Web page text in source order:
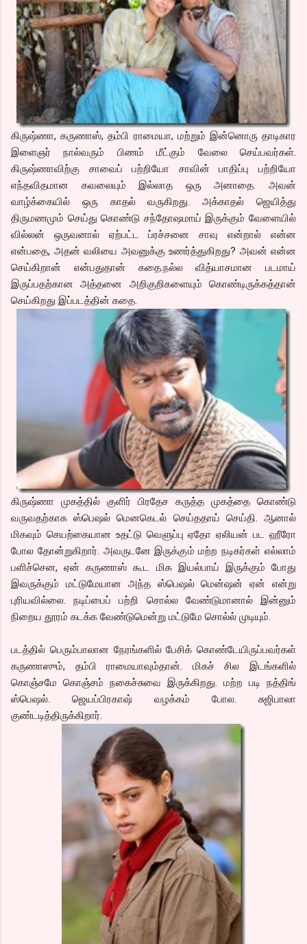
கிருஷ்ணா, கருணாஸ், தம்பி ராமையா, மற்றும் இன்னொரு தாடிகார
இளைஞர் நால்வரும் பிணம் மீட்கும் வேலை செய்பவர்கள்.
கிருஷ்ணாவிற்கு சாவைப் பற்றியோ சாவின் பாதிப்பு பற்றியோ
எந்தவிதமான கவலையும் இல்லாத ஒரு அனாதை. அவன்
வாழ்க்கையில் ஒரு காதல் வருகிறது. அக்காதல் ஜெயித்து
திருமணமும் செய்து கொண்டு சந்தோஷமாய் இருக்கும் வேளையில்
வில்லன் ஒருவனால் ஏற்பட்ட ப்ரச்சனை சாவு என்றால் என்ன
என்பதை, அதன் வலியை அவனுக்கு உணர்த்துகிறது? அவன் என்ன
செய்கிறான் என்பதுதான் கதை.நல்ல வித்யாசமான படமாய்
இருப்பதற்கான அத்தனை அறிகுறிகளையும் கொண்டிருக்கத்தான்
செய்கிறது இப்படத்தின் கதை.
கிருஷ்ணா முகத்தில் குளிர் பிரதேச கருத்த முகத்தை கொண்டு
வருவதற்காக ஸ்பெஷல் மெனகெடல் செய்ததாய் செய்தி. ஆனால்
மிகவும் செயற்கையான உதட்டு வெளுப்பு ஏதோ ஏலியன் பட ஹீரோ
போல தோன்றுகிறார். அவருடனே இருக்கும் மற்ற நடிகர்கள் எல்லாம்
பளிச்சென, ஏன் கருணாஸ் கூட மிக இயல்பாய் இருக்கும் போது
இவருக்கும் மட்டுமேயான அந்த ஸ்பெஷல் மென்ஷன் ஏன் என்று
புரியவில்லை. நடிப்பைப் பற்றி சொல்ல வேண்டுமானால் இன்னும்
நிறைய தூரம் கடக்க வேண்டுமென்று மட்டுமே சொல்ல் முடியும்.
படத்தில் பெரும்பாலான நேரங்களில் பேசிக் கொண்டேயிருப்பவர்கள்
கருணாஸும், தம்பி ராமையாவும்தான். மிகச் சில இடங்களில்
கொஞ்சமே கொஞ்சம் நகைச்சுவை இருக்கிறது. மற்ற படி நத்திங்
ஸ்பெஷல். ஜெயப்பிரகாஷ் வழக்கம் போல. சுஜிபாலா
குண்டடித்திருக்கிறார்.